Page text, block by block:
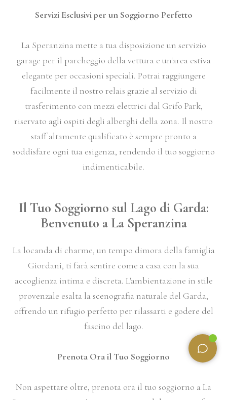
Servizi Esclusivi per un Soggiorno Perfetto
La Speranzina mette a tua disposizione un servizio
garage per il parcheggio della vettura e un'area estiva
elegante per occasioni speciali. Potrai raggiungere
facilmente il nostro relais grazie al servizio di
trasferimento con mezzi elettrici dal Grifo Park,
riservato agli ospiti degli alberghi della zona. Il nostro
staff altamente qualificato è sempre pronto a
soddisfare ogni tua esigenza, rendendo il tuo soggiorno
indimenticabile.
Il Tuo Soggiorno sul Lago di Garda:
Benvenuto a La Speranzina
La locanda di charme, un tempo dimora della famiglia
Giordani, ti farà sentire come a casa con la sua
accoglienza intima e discreta. L'ambientazione in stile
provenzale esalta la scenografia naturale del Garda,
offrendo un rifugio perfetto per rilassarti e godere del
fascino del lago.
Prenota Ora il Tuo Soggiorno
Non aspettare oltre, prenota ora il tuo soggiorno a La